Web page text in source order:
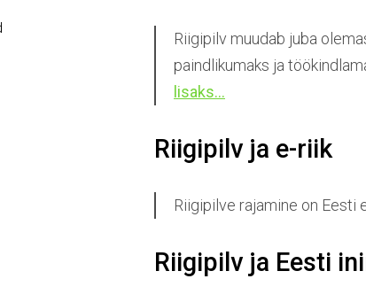
Riigipilv muudab juba
paindlikumaks ja
lisaks...
Riigipilv ja e-riik
Riigipilve rajamine on Eesti
Riigipilv ja Eesti